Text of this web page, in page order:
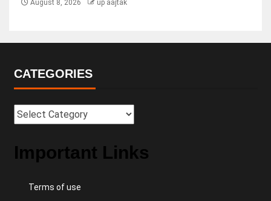
August 8, 2026 up aajtak
CATEGORIES
Important Links
Terms of use